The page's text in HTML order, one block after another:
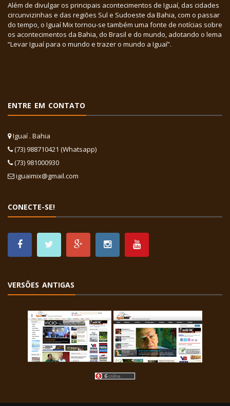
Além de divulgar os principais acontecimentos de Iguaí, das cidades
circunvizinhas e das regiões Sul e Sudoeste da Bahia, com o passar
do tempo, o Iguaí Mix tornou-se também uma fonte de notícias sobre
os acontecimentos da Bahia, do Brasil e do mundo, adotando o lema
“Levar Iguaí para o mundo e trazer o mundo a Iguaí”.
ENTRE EM CONTATO
Iguaí . Bahia
(73) 988710421 (Whatsapp)
(73) 981000930
iguaimix@gmail.com
CONECTE-SE!
VERSÕES ANTIGAS